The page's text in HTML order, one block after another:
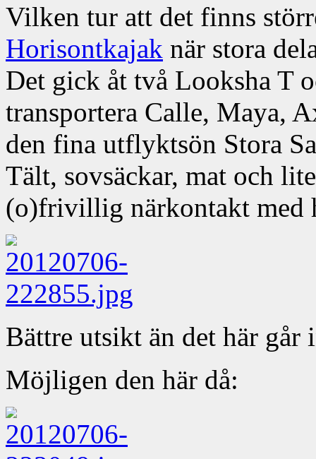
Vilken tur att det finns
Horisontkajak när stora
Det gick åt två Looksha T
transportera Calle, Maya,
den fina utflyktsön Stora
Tält, sovsäckar, mat och
(o)frivillig närkontakt med
Bättre utsikt än det här går
Möjligen den här då: